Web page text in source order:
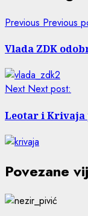
Previous Previous
Vlada ZDK
Next Next post:
Leotar i Krivaja
Povezane